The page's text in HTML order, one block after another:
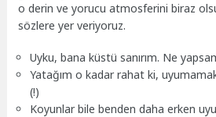
o derin ve yorucu atmosferini biraz
sözlere yer veriyoruz.
Uyku, bana küstü sanırım. Ne
Yatağım o kadar rahat ki,
(!)
Koyunlar bile benden daha erken